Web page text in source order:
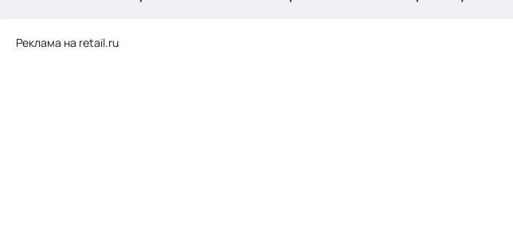
Реклама на retail.ru